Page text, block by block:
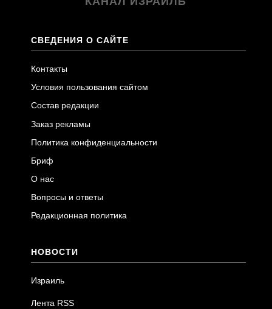
СВЕДЕНИЯ О САЙТЕ
Контакты
Условия пользования сайтом
Состав редакции
Заказ рекламы
Политика конфиденциальности
Бриф
О нас
Вопросы и ответы
Редакционная политика
НОВОСТИ
Израиль
Лента RSS